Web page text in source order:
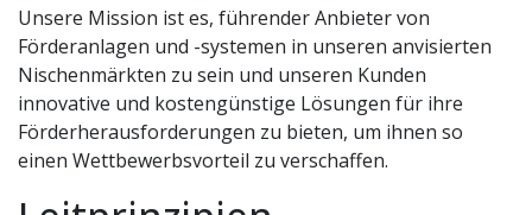
Unsere Mission ist es, führender Anbieter von
Förderanlagen und -systemen in unseren anvisierten
Nischenmärkten zu sein und unseren Kunden
innovative und kostengünstige Lösungen für ihre
Förderherausforderungen zu bieten, um ihnen so
einen Wettbewerbsvorteil zu verschaffen.